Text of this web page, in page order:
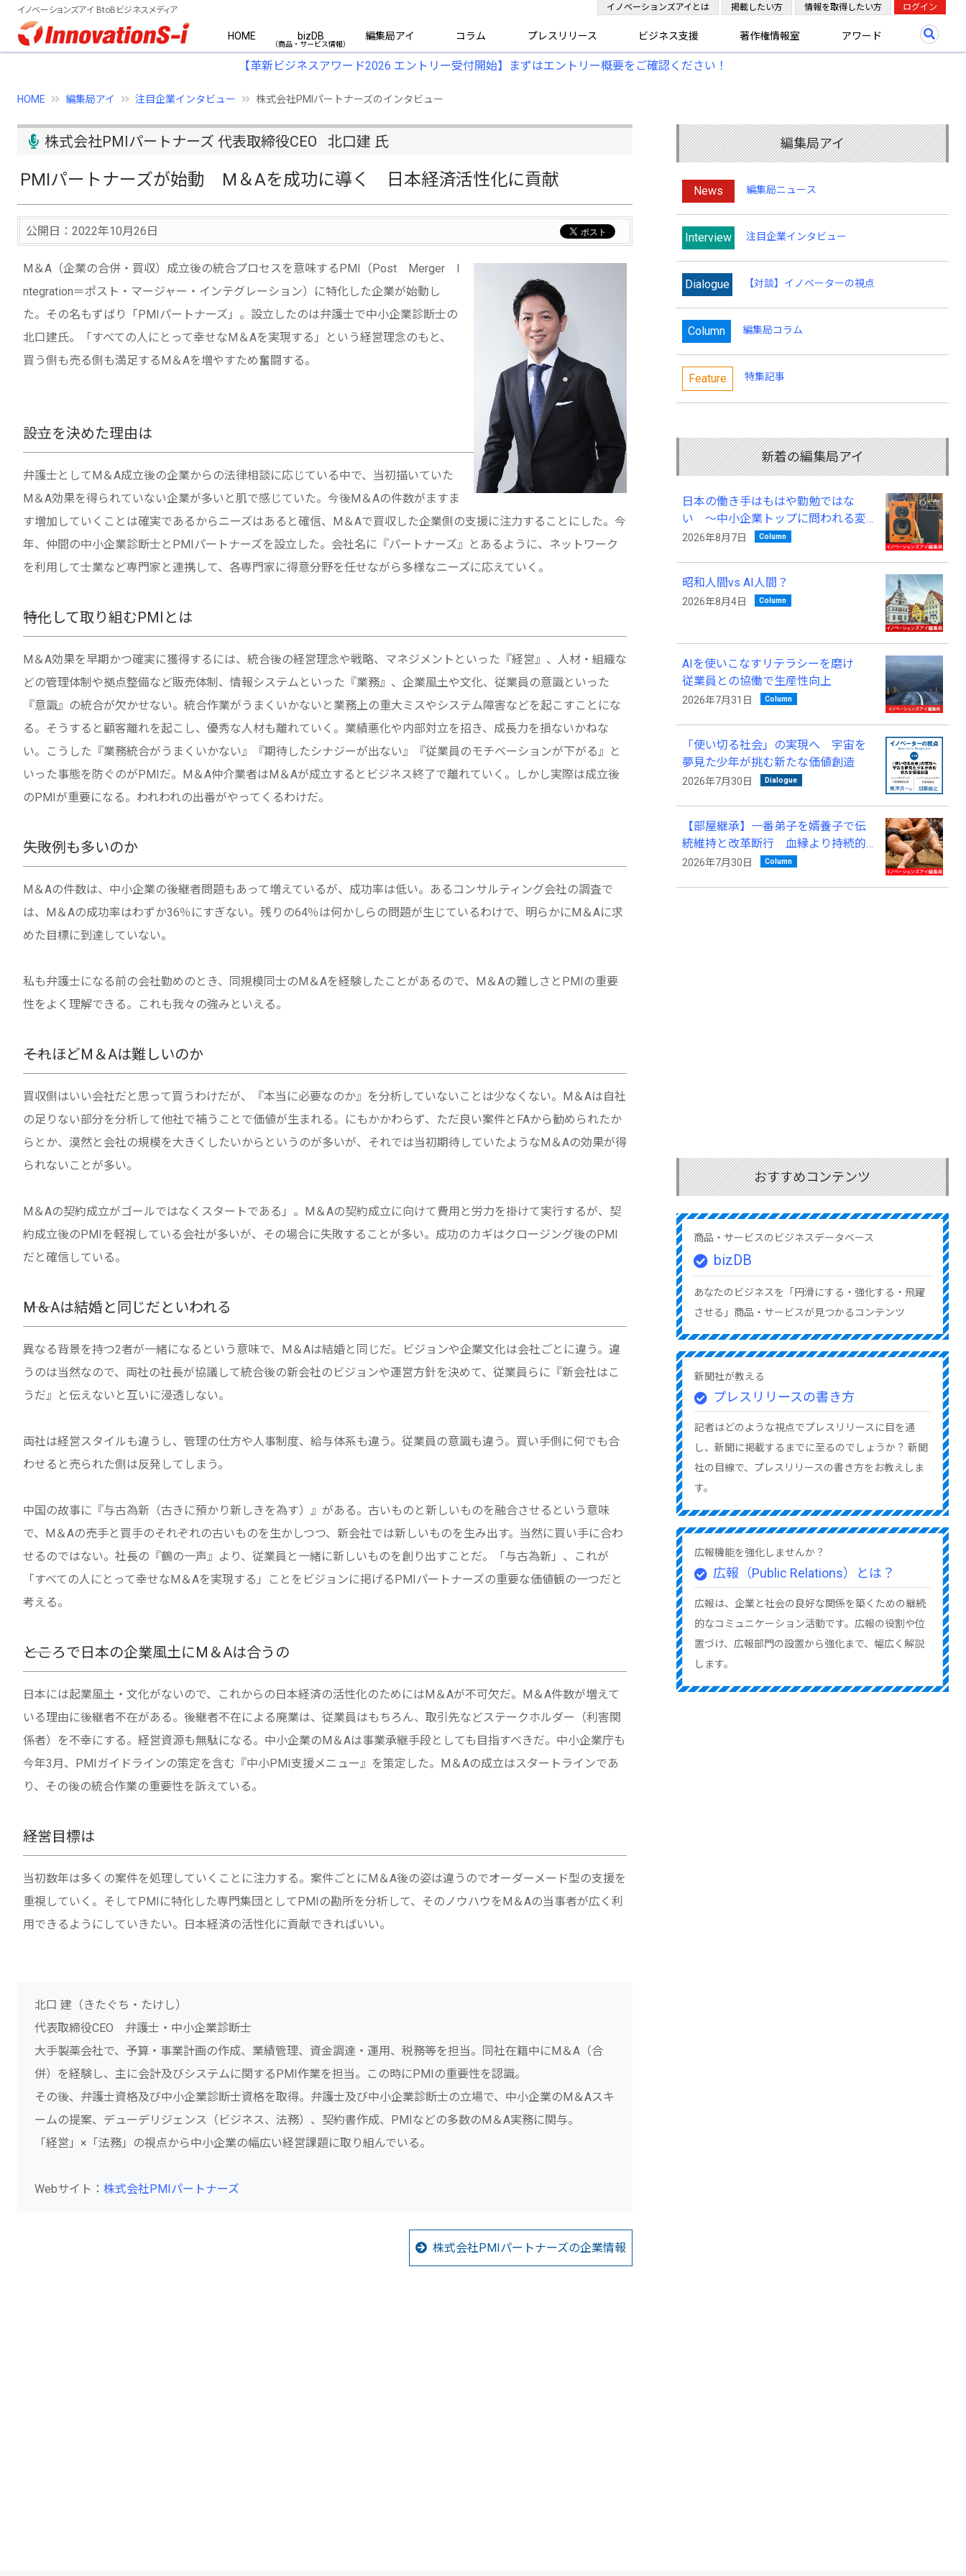
イノベーションズアイ BtoBビジネスメディア
HOME bizDB 編集局アイ コラム プレスリリース ビジネス支援 著作権情報室 アワード
イノベーションズアイとは 掲載したい方 情報を取得したい方 ログイン
【革新ビジネスアワード2026 エントリー受付開始】まずはエントリー概要をご確認ください！
HOME 編集局アイ 注目企業インタビュー 株式会社PMIパートナーズのインタビュー
株式会社PMIパートナーズ 代表取締役CEO 北口建 氏
PMIパートナーズが始動 M＆Aを成功に導く 日本経済活性化に貢献
公開日：2022年10月26日
M＆A（企業の合併・買収）成立後の統合プロセスを意味するPMI（Post Merger I
ntegration＝ポスト・マージャー・インテグレーション）に特化した企業が始動し
た。その名もずばり「PMIパートナーズ」。設立したのは弁護士で中小企業診断士の
北口建氏。「すべての人にとって幸せなM＆Aを実現する」という経営理念のもと、
買う側も売る側も満足するM＆Aを増やすため奮闘する。
――設立を決めた理由は
弁護士としてM＆A成立後の企業からの法律相談に応じている中で、当初描いていた
M＆A効果を得られていない企業が多いと肌で感じていた。今後M＆Aの件数がますま
す増加していくことは確実であるからニーズはあると確信、M＆Aで買収した企業側の支援に注力することにした。今
年、仲間の中小企業診断士とPMIパートナーズを設立した。会社名に『パートナーズ』とあるように、ネットワーク
を利用して士業など専門家と連携して、各専門家に得意分野を任せながら多様なニーズに応えていく。
――特化して取り組むPMIとは
M＆A効果を早期かつ確実に獲得するには、統合後の経営理念や戦略、マネジメントといった『経営』、人材・組織な
どの管理体制や拠点整備など販売体制、情報システムといった『業務』、企業風土や文化、従業員の意識といった
『意識』の統合が欠かせない。統合作業がうまくいかないと業務上の重大ミスやシステム障害などを起こすことにな
る。そうすると顧客離れを起こし、優秀な人材も離れていく。業績悪化や内部対立を招き、成長力を損ないかねな
い。こうした『業務統合がうまくいかない』『期待したシナジーが出ない』『従業員のモチベーションが下がる』と
いった事態を防ぐのがPMIだ。M＆A仲介業者はM＆Aが成立するとビジネス終了で離れていく。しかし実際は成立後
のPMIが重要になる。われわれの出番がやってくるわけだ。
――失敗例も多いのか
M＆Aの件数は、中小企業の後継者問題もあって増えているが、成功率は低い。あるコンサルティング会社の調査で
は、M＆Aの成功率はわずか36％にすぎない。残りの64％は何かしらの問題が生じているわけで、明らかにM＆Aに求
めた目標に到達していない。
私も弁護士になる前の会社勤めのとき、同規模同士のM＆Aを経験したことがあるので、M＆Aの難しさとPMIの重要
性をよく理解できる。これも我々の強みといえる。
――それほどM＆Aは難しいのか
買収側はいい会社だと思って買うわけだが、『本当に必要なのか』を分析していないことは少なくない。M＆Aは自社
の足りない部分を分析して他社で補うことで価値が生まれる。にもかかわらず、ただ良い案件とFAから勧められたか
らとか、漠然と会社の規模を大きくしたいからというのが多いが、それでは当初期待していたようなM＆Aの効果が得
られないことが多い。
M＆Aの契約成立がゴールではなくスタートである」。M＆Aの契約成立に向けて費用と労力を掛けて実行するが、契
約成立後のPMIを軽視している会社が多いが、その場合に失敗することが多い。成功のカギはクロージング後のPMI
だと確信している。
――M＆Aは結婚と同じだといわれる
異なる背景を持つ2者が一緒になるという意味で、M＆Aは結婚と同じだ。ビジョンや企業文化は会社ごとに違う。違
うのは当然なので、両社の社長が協議して統合後の新会社のビジョンや運営方針を決めて、従業員らに『新会社はこ
うだ』と伝えないと互いに浸透しない。
両社は経営スタイルも違うし、管理の仕方や人事制度、給与体系も違う。従業員の意識も違う。買い手側に何でも合
わせると売られた側は反発してしまう。
中国の故事に『与古為新（古きに預かり新しきを為す）』がある。古いものと新しいものを融合させるという意味
で、M＆Aの売手と買手のそれぞれの古いものを生かしつつ、新会社では新しいものを生み出す。当然に買い手に合わ
せるのではない。社長の『鶴の一声』より、従業員と一緒に新しいものを創り出すことだ。「与古為新」、これが
「すべての人にとって幸せなM＆Aを実現する」ことをビジョンに掲げるPMIパートナーズの重要な価値観の一つだと
考える。
――ところで日本の企業風土にM＆Aは合うの
日本には起業風土・文化がないので、これからの日本経済の活性化のためにはM＆Aが不可欠だ。M＆A件数が増えて
いる理由に後継者不在がある。後継者不在による廃業は、従業員はもちろん、取引先などステークホルダー（利害関
係者）を不幸にする。経営資源も無駄になる。中小企業のM＆Aは事業承継手段としても目指すべきだ。中小企業庁も
今年3月、PMIガイドラインの策定を含む『中小PMI支援メニュー』を策定した。M＆Aの成立はスタートラインであ
り、その後の統合作業の重要性を訴えている。
――経営目標は
当初数年は多くの案件を処理していくことに注力する。案件ごとにM＆A後の姿は違うのでオーダーメード型の支援を
重視していく。そしてPMIに特化した専門集団としてPMIの勘所を分析して、そのノウハウをM＆Aの当事者が広く利
用できるようにしていきたい。日本経済の活性化に貢献できればいい。
北口 建（きたぐち・たけし）
代表取締役CEO 弁護士・中小企業診断士
大手製薬会社で、予算・事業計画の作成、業績管理、資金調達・運用、税務等を担当。同社在籍中にM＆A（合
併）を経験し、主に会計及びシステムに関するPMI作業を担当。この時にPMIの重要性を認識。
その後、弁護士資格及び中小企業診断士資格を取得。弁護士及び中小企業診断士の立場で、中小企業のM＆Aスキ
ームの提案、デューデリジェンス（ビジネス、法務）、契約書作成、PMIなどの多数のM＆A実務に関与。
「経営」×「法務」の視点から中小企業の幅広い経営課題に取り組んでいる。
Webサイト： 株式会社PMIパートナーズ
株式会社PMIパートナーズの企業情報
編集局アイ
News 編集局ニュース
Interview 注目企業インタビュー
Dialogue 【対談】イノベーターの視点
Column 編集局コラム
Feature 特集記事
新着の編集局アイ
日本の働き手はもはや勤勉ではな
い ～中小企業トップに問われる変
革の覚悟～
2026年8月7日 Column
昭和人間vs AI人間？
2026年8月4日 Column
AIを使いこなすリテラシーを磨け
従業員との協働で生産性向上
2026年7月31日 Column
「使い切る社会」の実現へ 宇宙を
夢見た少年が挑む新たな価値創造
2026年7月30日 Dialogue
【部屋継承】一番弟子を婿養子で伝
統維持と改革断行 血縁より持続的
発展を優先
2026年7月30日 Column
おすすめコンテンツ
商品・サービスのビジネスデータベース
bizDB
あなたのビジネスを「円滑にする・強化する・飛躍
させる」商品・サービスが見つかるコンテンツ
新聞社が教える
プレスリリースの書き方
記者はどのような視点でプレスリリースに目を通
し、新聞に掲載するまでに至るのでしょうか？ 新聞
社の目線で、プレスリリースの書き方をお教えしま
す。
広報機能を強化しませんか？
広報（Public Relations）とは？
広報は、企業と社会の良好な関係を築くための継続
的なコミュニケーション活動です。広報の役割や位
置づけ、広報部門の設置から強化まで、幅広く解説
します。